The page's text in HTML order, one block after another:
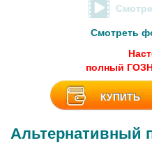
Смотреть
полный
КУПИТЬ
Альтернативный